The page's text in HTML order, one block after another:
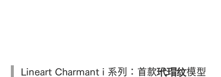
Lineart Charmant i 系列：首款玳瑁纹模型